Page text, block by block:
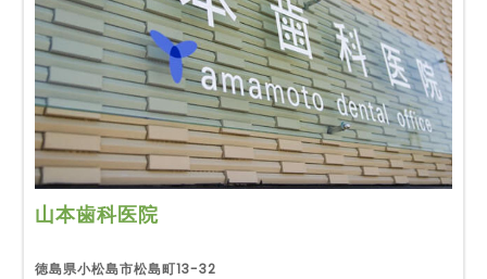
山本歯科医院
徳島県小松島市松島町13-32